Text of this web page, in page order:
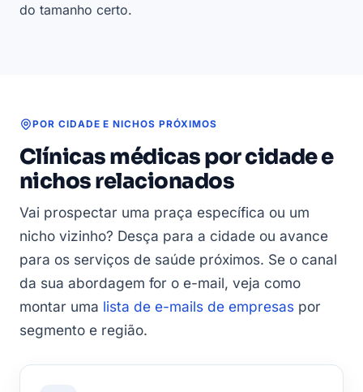
do tamanho certo.
POR CIDADE E NICHOS PRÓXIMOS
Clínicas médicas por cidade e
nichos relacionados
Vai prospectar uma praça específica ou um
nicho vizinho? Desça para a cidade ou avance
para os serviços de saúde próximos. Se o canal
da sua abordagem for o e-mail, veja como
montar uma lista de e-mails de empresas por
segmento e região.